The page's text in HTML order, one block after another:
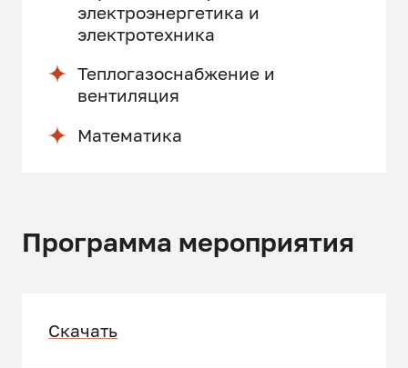
электроэнергетика и
электротехника
Теплогазоснабжение и
вентиляция
Математика
Программа мероприятия
Скачать